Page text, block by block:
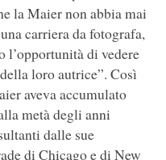
la Maier non abbia mai
carriera da fotografa,
l’opportunità di vedere
loro autrice”. Così
aveva accumulato
metà degli anni
dalle sue
di Chicago e di New